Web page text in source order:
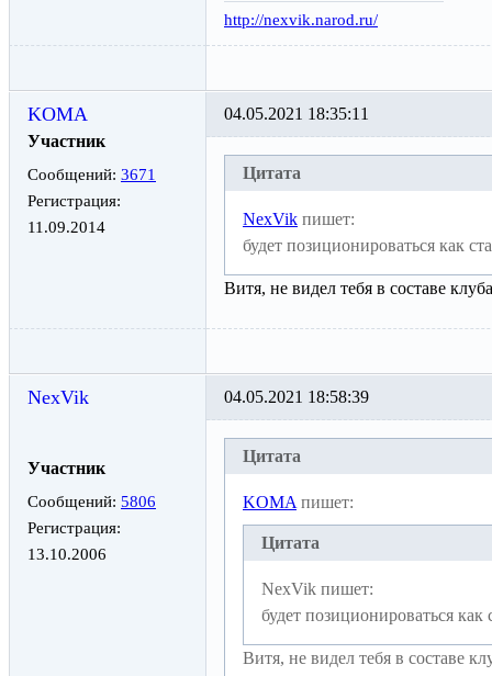
http://nexvik.narod.ru/
KOMA
Участник
Сообщений: 3671
Регистрация:
11.09.2014
04.05.2021 18:35:11
Цитата
NexVik пишет:
будет позиционироваться как
Витя, не видел тебя в составе
NexVik
Участник
Сообщений: 5806
Регистрация:
13.10.2006
04.05.2021 18:58:39
Цитата
KOMA пишет:
Цитата
NexVik пишет:
будет позиционироваться
Витя, не видел тебя в составе